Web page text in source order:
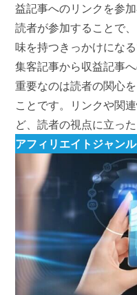
益記事へのリンクを参
読者が参加することで
味を持つきっかけになる
集客記事から収益記事
重要なのは読者の関心
ことです。リンクや関
ど、読者の視点に立っ
アフィリエイトジャン